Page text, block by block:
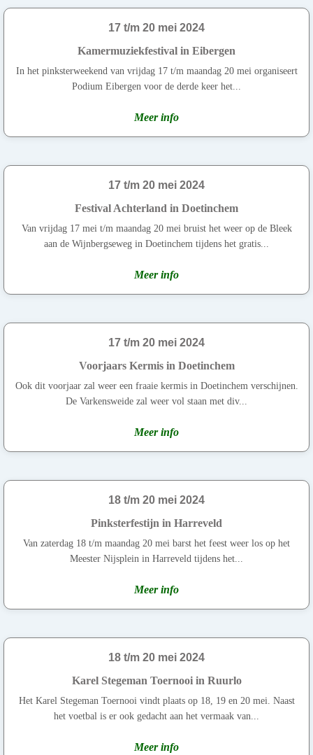
17 t/m 20 mei 2024
Kamermuziekfestival in Eibergen
In het pinksterweekend van vrijdag 17 t/m maandag 20 mei organiseert
Podium Eibergen voor de derde keer het...
Meer info
17 t/m 20 mei 2024
Festival Achterland in Doetinchem
Van vrijdag 17 mei t/m maandag 20 mei bruist het weer op de Bleek
aan de Wijnbergseweg in Doetinchem tijdens het gratis...
Meer info
17 t/m 20 mei 2024
Voorjaars Kermis in Doetinchem
Ook dit voorjaar zal weer een fraaie kermis in Doetinchem verschijnen.
De Varkensweide zal weer vol staan met div...
Meer info
18 t/m 20 mei 2024
Pinksterfestijn in Harreveld
Van zaterdag 18 t/m maandag 20 mei barst het feest weer los op het
Meester Nijsplein in Harreveld tijdens het...
Meer info
18 t/m 20 mei 2024
Karel Stegeman Toernooi in Ruurlo
Het Karel Stegeman Toernooi vindt plaats op 18, 19 en 20 mei. Naast
het voetbal is er ook gedacht aan het vermaak van...
Meer info